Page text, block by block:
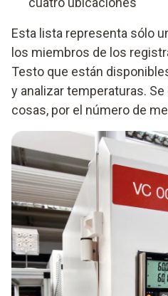
Esta lista representa sólo
los miembros de los
Testo que están
y analizar temperaturas.
cosas, por el número de